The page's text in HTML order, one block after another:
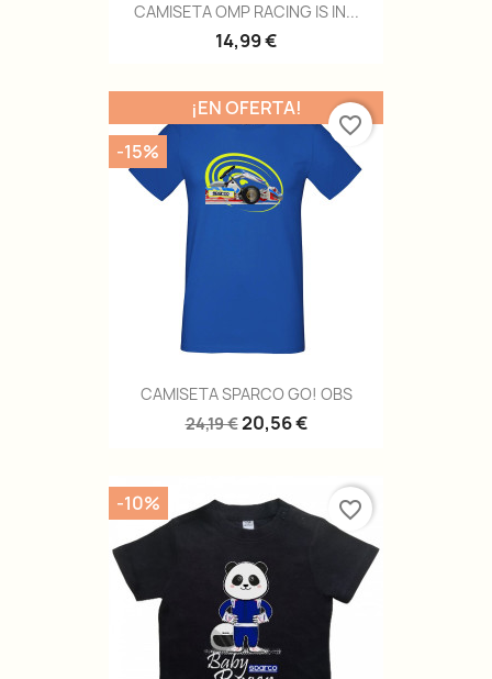
CAMISETA OMP RACING IS IN...
14,99 €
CAMISETA SPARCO GO! OBS
24,19 €20,56 €
¡EN OFERTA!
-15%
favorite_border
-10% favorite_border